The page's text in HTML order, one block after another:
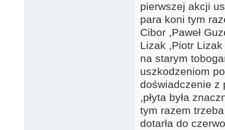
pierwszej akcji
para koni tym
Cibor ,Paweł
Lizak ,Piotr
na starym
uszkodzeniom
doświadczenie z
,płyta była
tym razem
dotarła do